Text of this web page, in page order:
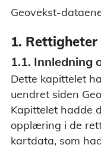
Geovekst-
1. Rettigheter
1.1. Innledning
Dette kapittelet
uendret siden
Kapittelet hadde
opplæring i de
kartdata, som